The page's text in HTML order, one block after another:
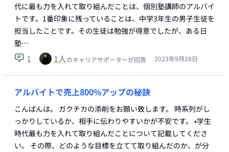
代に最も力を入れて取り組んだことは、個別塾講師のアルバイ
トです。1番印象に残っていることは、中学3年生の男子生徒を
担当したことです。その生徒は勉強が得意でしたが、ある日
塾…
1 1人のキャリアサポーターが回答 2023年9月28日
アルバイトで売上800%アップの秘訣
こんばんは。 ガクチカの添削をお願い致します。 時系列がし
っかりしているか、相手に伝わりやすいかが不安です。 •学生
時代最も力を入れて取り組んだことについて記載してくださ
い。 その際、どのような目標を立てて取り組んだのか、が分